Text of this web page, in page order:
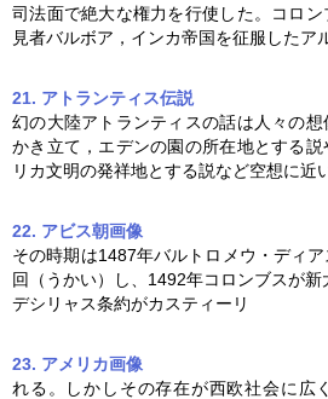
司法面で絶大な権力を行使した。
コロン
見者バルボア，インカ帝国を征服したア
21. アトランティス伝説
幻の大陸アトランティスの話は人々の
かき立て，エデンの園の所在地とする説
リカ文明の発祥地とする説など空想に近
22. アビス朝画像
その時期は1487年バルトロメウ・ディ
回（うかい）し、1492年コロンブスが新
デシリャス条約がカスティーリ
23. アメリカ画像
れる。しかしその存在が西欧社会に広